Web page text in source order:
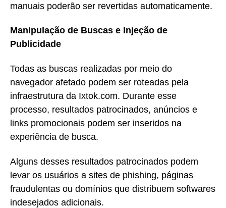
manuais poderão ser revertidas automaticamente.
Manipulação de Buscas e Injeção de
Publicidade
Todas as buscas realizadas por meio do
navegador afetado podem ser roteadas pela
infraestrutura da Ixtok.com. Durante esse
processo, resultados patrocinados, anúncios e
links promocionais podem ser inseridos na
experiência de busca.
Alguns desses resultados patrocinados podem
levar os usuários a sites de phishing, páginas
fraudulentas ou domínios que distribuem softwares
indesejados adicionais.